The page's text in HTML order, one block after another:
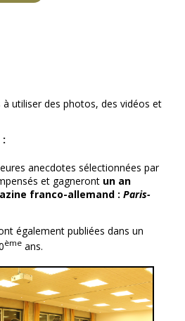
utiliser des photos, des vidéos et
:
anecdotes sélectionnées par
et gagneront un an
franco-allemand : Paris-
également publiées dans un
ème ans.